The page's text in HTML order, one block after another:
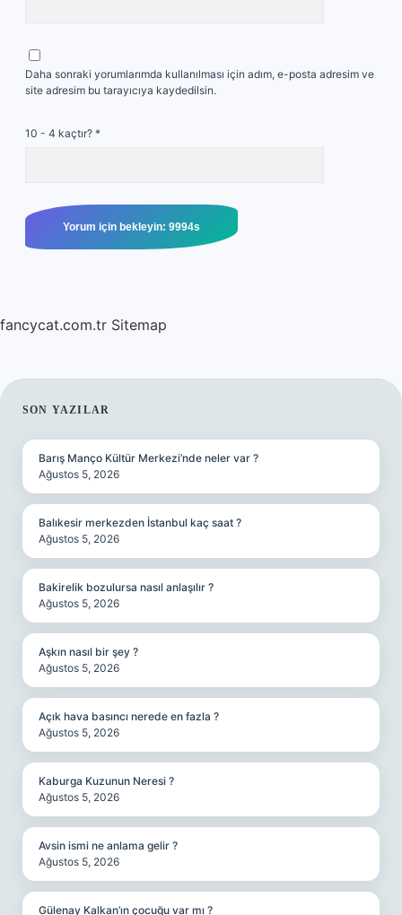
Daha sonraki yorumlarımda kullanılması için adım, e-posta adresim ve
site adresim bu tarayıcıya kaydedilsin.
10 - 4 kaçtır? *
fancycat.com.tr Sitemap
SIDEBAR
SON YAZILAR
Barış Manço Kültür Merkezi’nde neler var ?
Ağustos 5, 2026
Balıkesir merkezden İstanbul kaç saat ?
Ağustos 5, 2026
Bakirelik bozulursa nasıl anlaşılır ?
Ağustos 5, 2026
Aşkın nasıl bir şey ?
Ağustos 5, 2026
Açık hava basıncı nerede en fazla ?
Ağustos 5, 2026
Kaburga Kuzunun Neresi ?
Ağustos 5, 2026
Avsin ismi ne anlama gelir ?
Ağustos 5, 2026
Gülenay Kalkan’ın çocuğu var mı ?